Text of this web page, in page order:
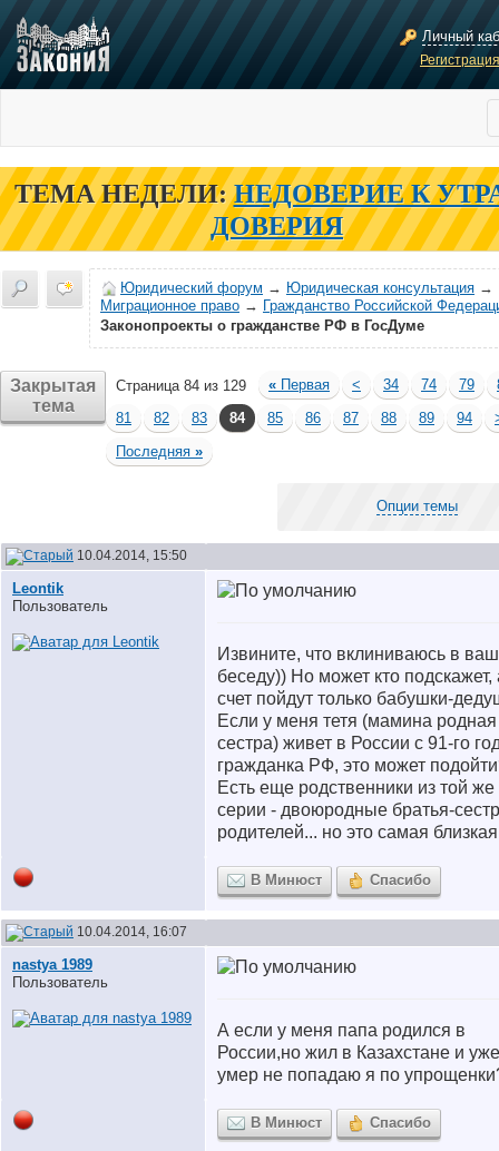
Личный
ТЕМА НЕДЕЛИ: НЕДОВЕРИЕ К
ДОВЕРИЯ
Юридический форум → Юридическая консультация →
Миграционное право → Гражданство Российской
Законопроекты о гражданстве РФ в ГосДуме
Закрытая
тема
Страница 84 из 129 « Первая < 34 74 79
81
82 83 84 85 86 87 88 89 94
Последняя »
Опции темы
10.04.2014, 15:50
Leontik
Пользователь
Извините, что вклиниваюсь в
беседу)) Но может кто подскажет,
счет пойдут только бабушки-
Если у меня тетя (мамина родная
сестра) живет в России с 91-го
гражданка РФ, это может
Есть еще родственники из той же
серии - двоюродные братья-
родителей... но это самая
В Минюст Спасибо
10.04.2014, 16:07
nastya 1989
Пользователь
А если у меня папа родился в
России,но жил в Казахстане и уже
умер не попадаю я по
В Минюст Спасибо